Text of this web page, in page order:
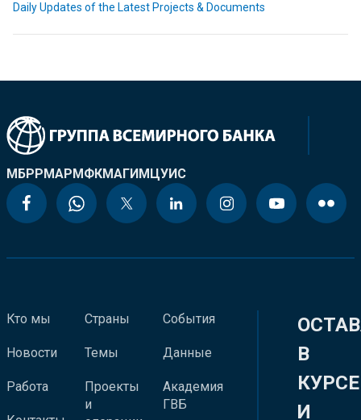
Daily Updates of the Latest Projects & Documents
МБРРМАРМФКМАГИМЦУИС
Кто мы
Новости
Работа
Страны
Темы
Проекты
и
События
Данные
Академия
ГВБ
В
КУРСЕ
И